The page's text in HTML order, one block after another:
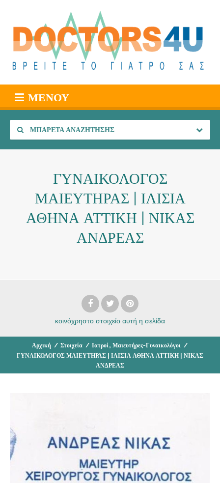
ΜΕΝΟΎ
ΜΠΑΡΈΤΑ ΑΝΑΖΉΤΗΣΗΣ
ΓΥΝΑΙΚΟΛΟΓΟΣ
ΜΑΙΕΥΤΗΡΑΣ | ΙΛΙΣΙΑ
ΑΘΗΝΑ ΑΤΤΙΚΗ | ΝΙΚΑΣ
ΑΝΔΡΕΑΣ
κοινόχρηστο στοιχείο αυτή η σελίδα
Αρχική / Στοιχεία / Ιατροί , Μαιευτήρες-Γυναικολόγοι /
ΓΥΝΑΙΚΟΛΟΓΟΣ ΜΑΙΕΥΤΗΡΑΣ | ΙΛΙΣΙΑ ΑΘΗΝΑ ΑΤΤΙΚΗ | ΝΙΚΑΣ
ΑΝΔΡΕΑΣ